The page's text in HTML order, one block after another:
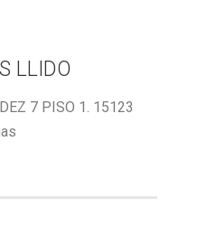
LLIDO
7 PISO 1. 15123